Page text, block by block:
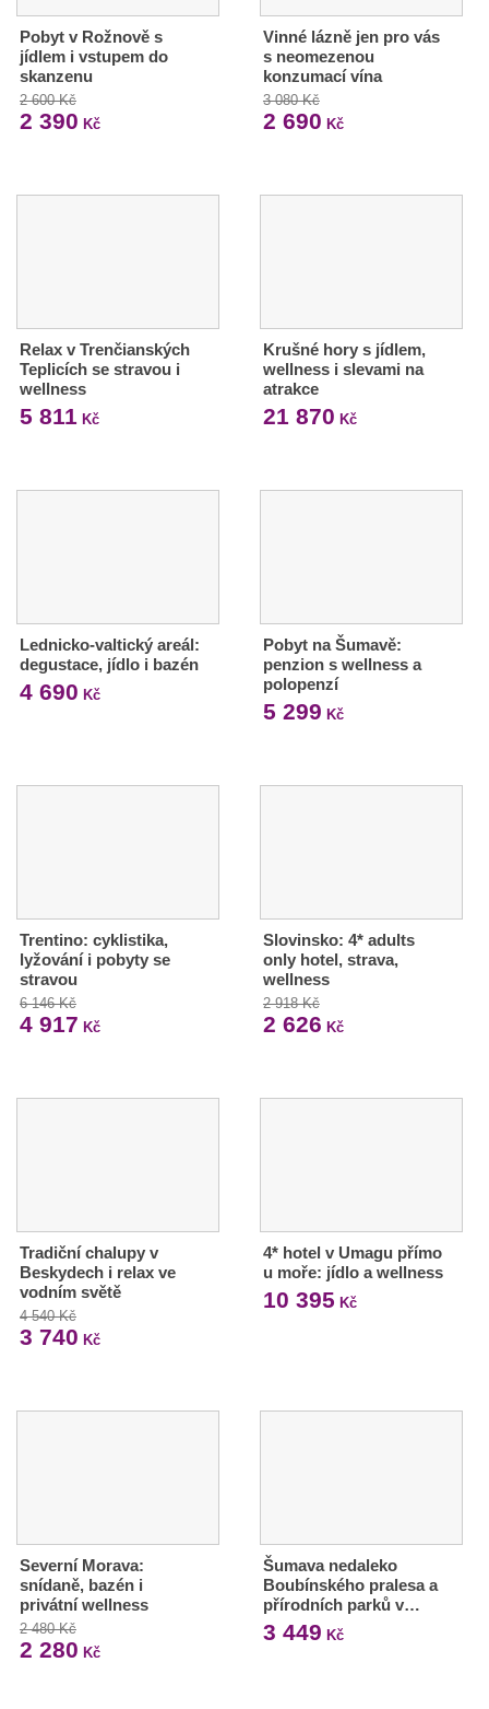
Pobyt v Rožnově s
jídlem i vstupem do
skanzenu
2 600 Kč
2 390 Kč
Vinné lázně jen pro vás
s neomezenou
konzumací vína
3 080 Kč
2 690 Kč
Relax v Trenčianských
Teplicích se stravou i
wellness
5 811 Kč
Krušné hory s jídlem,
wellness i slevami na
atrakce
21 870 Kč
Lednicko-valtický areál:
degustace, jídlo i bazén
4 690 Kč
Pobyt na Šumavě:
penzion s wellness a
polopenzí
5 299 Kč
Trentino: cyklistika,
lyžování i pobyty se
stravou
6 146 Kč
4 917 Kč
Slovinsko: 4* adults
only hotel, strava,
wellness
2 918 Kč
2 626 Kč
Tradiční chalupy v
Beskydech i relax ve
vodním světě
4 540 Kč
3 740 Kč
4* hotel v Umagu přímo
u moře: jídlo a wellness
10 395 Kč
Severní Morava:
snídaně, bazén i
privátní wellness
2 480 Kč
2 280 Kč
Šumava nedaleko
Boubínského pralesa a
přírodních parků v…
3 449 Kč